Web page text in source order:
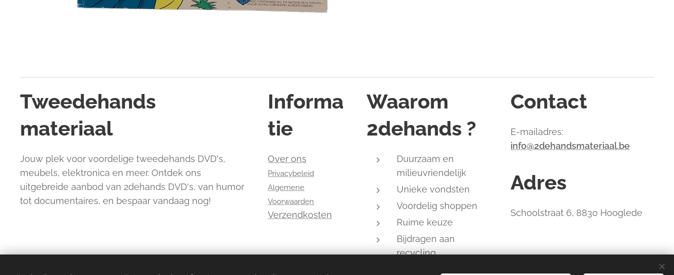
Tweedehands
materiaal
Jouw plek voor voordelige tweedehands DVD's,
meubels, elektronica en meer. Ontdek ons
uitgebreide aanbod van 2dehands DVD's, van humor
tot documentaires, en bespaar vandaag nog!
Informa
tie
Over ons
Privacybeleid
Algemene
Voorwaarden
Verzendkosten
Waarom
2dehands ?
Duurzaam en
milieuvriendelijk
Unieke vondsten
Voordelig shoppen
Ruime keuze
Bijdragen aan
recycling
Contact
E-mailadres:
info@2dehandsmateriaal.be
Adres
Schoolstraat 6, 8830 Hooglede